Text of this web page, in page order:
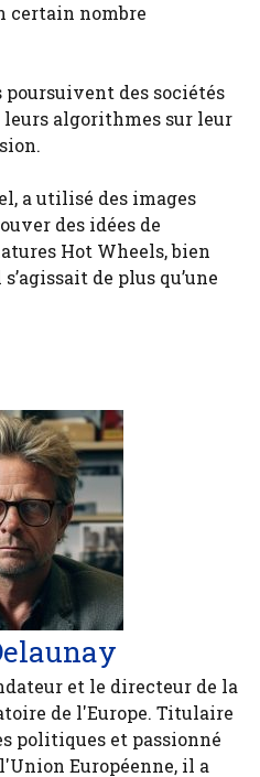
certain nombre
des sociétés
algorithmes sur leur
a utilisé des images
des idées de
Hot Wheels, bien
de plus qu’une
et le directeur de la
de l'Europe. Titulaire
politiques et passionné
Européenne, il a